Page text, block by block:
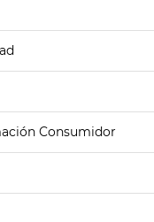
Consumidor